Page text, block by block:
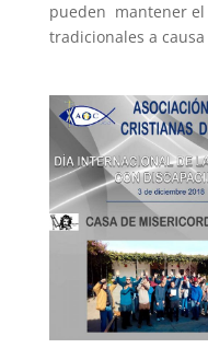
pueden mantener
tradicionales a causa